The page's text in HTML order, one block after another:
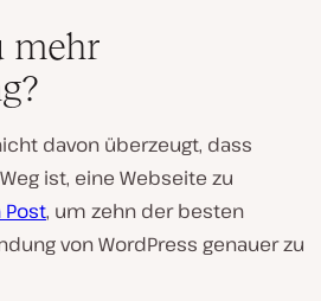
mehr
davon überzeugt, dass
ist, eine Webseite zu
Post, um zehn der besten
von WordPress genauer zu